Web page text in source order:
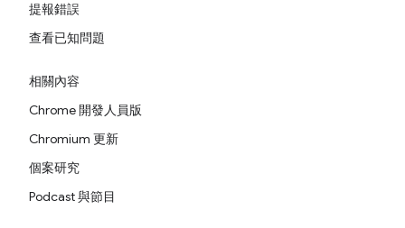
提報錯誤
查看已知問題
相關內容
Chrome 開發人員版
Chromium 更新
個案研究
Podcast 與節目